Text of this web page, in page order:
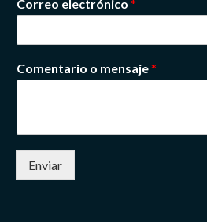
Correo electrónico *
Comentario o mensaje*
Enviar